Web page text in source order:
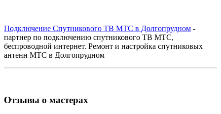
Подключение Спутникового ТВ МТС в Долгопрудном -
партнер по подключению спутникового ТВ МТС,
беспроводной интернет. Ремонт и настройка спутниковых
антенн МТС в Долгопрудном
Отзывы о мастерах